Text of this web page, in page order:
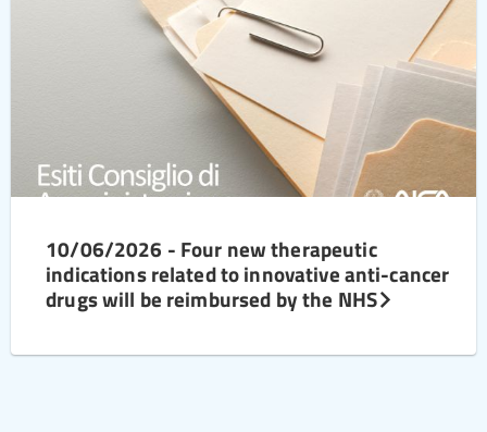
10/06/2026 - Four new therapeutic
indications related to innovative anti-cancer
drugs will be reimbursed by the NHS